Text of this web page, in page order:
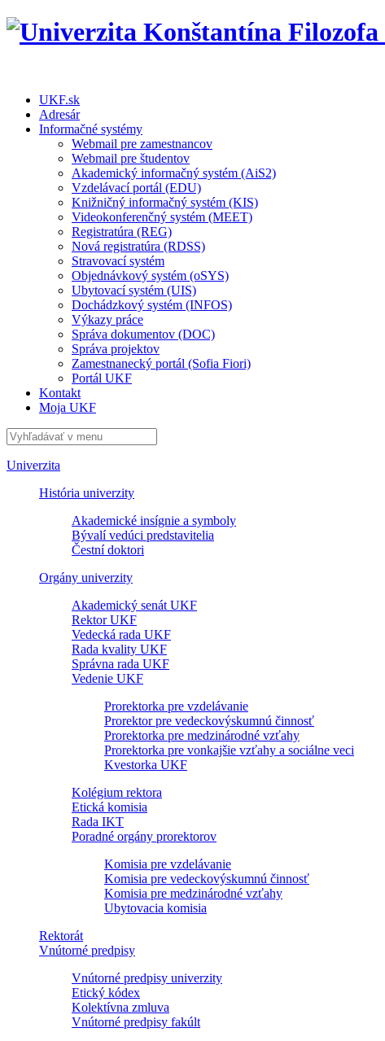
UKF.sk
Adresár
Informačné systémy
Webmail pre zamestnancov
Webmail pre študentov
Akademický informačný systém (AiS2)
Vzdelávací portál (EDU)
Knižničný informačný systém (KIS)
Videokonferenčný systém (MEET)
Registratúra (REG)
Nová registratúra (RDSS)
Stravovací systém
Objednávkový systém (oSYS)
Ubytovací systém (UIS)
Dochádzkový systém (INFOS)
Výkazy práce
Správa dokumentov (DOC)
Správa projektov
Zamestnanecký portál (Sofia Fiori)
Portál UKF
Kontakt
Moja UKF
Univerzita
História univerzity
Akademické insígnie a symboly
Bývalí vedúci predstavitelia
Čestní doktori
Orgány univerzity
Akademický senát UKF
Rektor UKF
Vedecká rada UKF
Rada kvality UKF
Správna rada UKF
Vedenie UKF
Prorektorka pre vzdelávanie
Prorektor pre vedeckovýskumnú činnosť
Prorektorka pre medzinárodné vzťahy
Prorektorka pre vonkajšie vzťahy a sociálne veci
Kvestorka UKF
Kolégium rektora
Etická komisia
Rada IKT
Poradné orgány prorektorov
Komisia pre vzdelávanie
Komisia pre vedeckovýskumnú činnosť
Komisia pre medzinárodné vzťahy
Ubytovacia komisia
Rektorát
Vnútorné predpisy
Vnútorné predpisy univerzity
Etický kódex
Kolektívna zmluva
Vnútorné predpisy fakúlt